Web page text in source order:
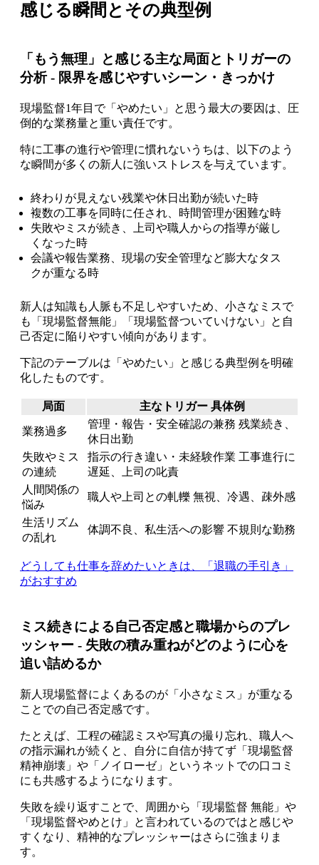
感じる瞬間とその典型例
「もう無理」と感じる主な局面とトリガーの
分析 - 限界を感じやすいシーン・きっかけ
現場監督1年目で「やめたい」と思う最大の要因は、圧
倒的な業務量と重い責任です。
特に工事の進行や管理に慣れないうちは、以下のよう
な瞬間が多くの新人に強いストレスを与えています。
終わりが見えない残業や休日出勤が続いた時
複数の工事を同時に任され、時間管理が困難な時
失敗やミスが続き、上司や職人からの指導が厳し
くなった時
会議や報告業務、現場の安全管理など膨大なタス
クが重なる時
新人は知識も人脈も不足しやすいため、小さなミスで
も「現場監督無能」「現場監督ついていけない」と自
己否定に陥りやすい傾向があります。
下記のテーブルは「やめたい」と感じる典型例を明確
化したものです。
局面 主なトリガー 具体例
業務過多
管理・報告・安全確認の兼務 残業続き、
休日出勤
失敗やミス
の連続
指示の行き違い・未経験作業 工事進行に
遅延、上司の叱責
人間関係の
悩み
職人や上司との軋轢 無視、冷遇、疎外感
生活リズム
の乱れ
体調不良、私生活への影響 不規則な勤務
どうしても仕事を辞めたいときは、「退職の手引き」
がおすすめ
ミス続きによる自己否定感と職場からのプレ
ッシャー - 失敗の積み重ねがどのように心を
追い詰めるか
新人現場監督によくあるのが「小さなミス」が重なる
ことでの自己否定感です。
たとえば、工程の確認ミスや写真の撮り忘れ、職人へ
の指示漏れが続くと、自分に自信が持てず「現場監督
精神崩壊」や「ノイローゼ」というネットでの口コミ
にも共感するようになります。
失敗を繰り返すことで、周囲から「現場監督 無能」や
「現場監督やめとけ」と言われているのではと感じや
すくなり、精神的なプレッシャーはさらに強まりま
す。